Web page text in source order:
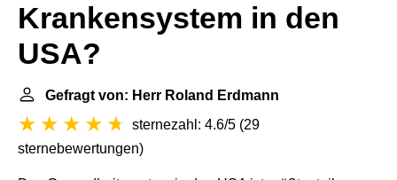
Krankensystem in den
USA?
Gefragt von: Herr Roland Erdmann
sternezahl: 4.6/5 (29
sternebewertungen)